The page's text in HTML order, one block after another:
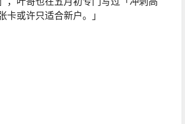
卡或许只适合新户。」